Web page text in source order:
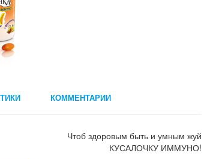
КОММЕНТАРИИ
Чтоб здоровым быть и умным жуй
КУСАЛОЧКУ ИММУНО!